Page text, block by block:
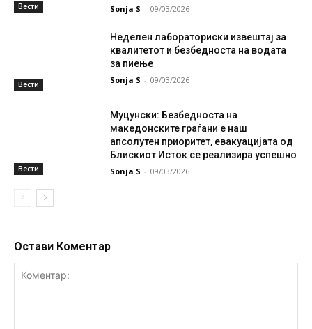
Вести Sonja S - 09/03/2026
Вести
Неделен лабораториски извештај за
квалитетот и безбедноста на водата
за пиење
Sonja S - 09/03/2026
Вести
Муцунски: Безбедноста на
македонските граѓани е наш
апсолутен приоритет, евакуацијата од
Блискиот Исток се реализира успешно
Sonja S - 09/03/2026
Остави Коментар